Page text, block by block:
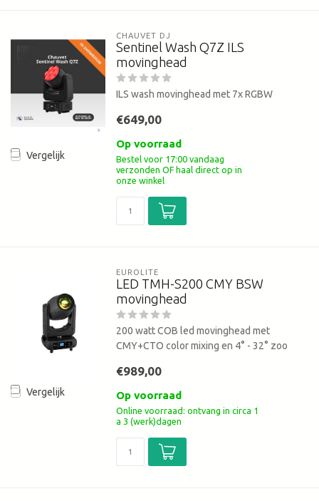
Vergelijk
CHAUVET DJ
Sentinel Wash Q7Z ILS
movinghead
ILS wash movinghead met 7x RGBW
€649,00
Op voorraad
Bestel voor 17:00 vandaag
verzonden OF haal direct op in
onze winkel
Vergelijk
EUROLITE
LED TMH-S200 CMY BSW
movinghead
200 watt COB led movinghead met
CMY+CTO color mixing en 4° - 32° zoo
€989,00
Op voorraad
Online voorraad: ontvang in circa 1
a 3 (werk)dagen